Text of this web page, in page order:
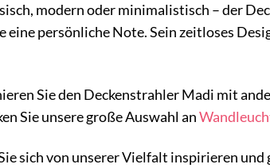
modern oder minimalistisch – der
eine persönliche Note. Sein zeitloses
Sie den Deckenstrahler Madi mit
Sie unsere große Auswahl an
sich von unserer Vielfalt inspirieren